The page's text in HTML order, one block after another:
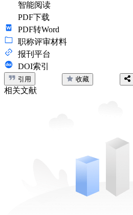
智能阅读
PDF下载
PDF转Word
职称评审材料
报刊平台
DOI索引
引用 收藏
相关文献